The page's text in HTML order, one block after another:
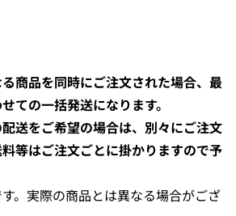
商品を同時にご注文された場合、最
ての一括発送になります。
送をご希望の場合は、別々にご注文
等はご注文ごとに掛かりますので予
。実際の商品とは異なる場合がござ